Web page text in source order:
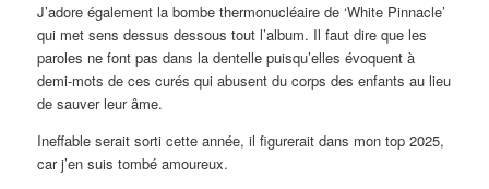
J’adore également la bombe thermonucléaire de ‘White Pinnacle’
qui met sens dessus dessous tout l’album. Il faut dire que les
paroles ne font pas dans la dentelle puisqu’elles évoquent à
demi-mots de ces curés qui abusent du corps des enfants au lieu
de sauver leur âme.
Ineffable serait sorti cette année, il figurerait dans mon top 2025,
car j’en suis tombé amoureux.